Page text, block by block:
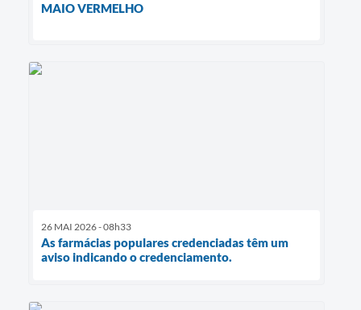
MAIO VERMELHO
26 MAI 2026 - 08h33
As farmácias populares credenciadas têm um
aviso indicando o credenciamento.